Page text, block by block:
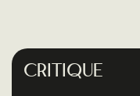
Critique